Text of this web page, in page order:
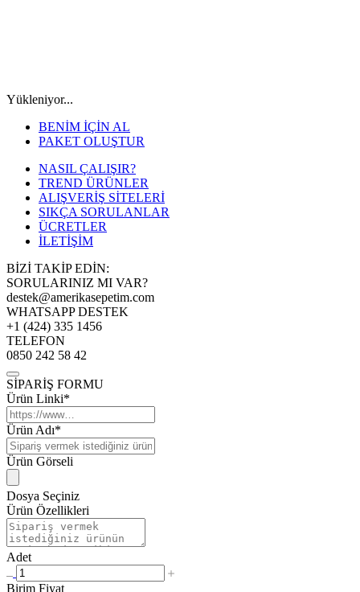
Yükleniyor...
BENİM İÇİN AL
PAKET OLUŞTUR
NASIL ÇALIŞIR?
TREND ÜRÜNLER
ALIŞVERİŞ SİTELERİ
SIKÇA SORULANLAR
ÜCRETLER
İLETİŞİM
BİZİ TAKİP EDİN:
SORULARINIZ MI VAR?
destek@amerikasepetim.com
WHATSAPP DESTEK
+1 (424) 335 1456
TELEFON
0850 242 58 42
SİPARİŞ FORMU
Ürün Linki*
Ürün Adı*
Ürün Görseli
Dosya Seçiniz
Ürün Özellikleri
Adet
Birim Fiyat